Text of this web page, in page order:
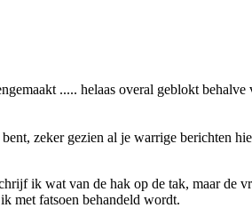
..... helaas overal geblokt behalve
zeker gezien al je warrige berichten
ik wat van de hak op de tak, maar de
met fatsoen behandeld wordt.